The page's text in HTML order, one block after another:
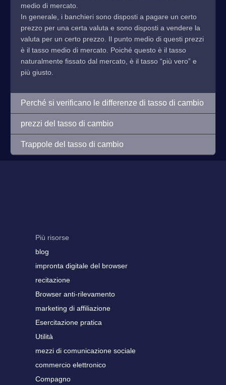
medio di mercato.
In generale, i banchieri sono disposti a pagare un certo
prezzo per una certa valuta e sono disposti a vendere la
valuta per un certo prezzo. Il punto medio di questi prezzi
è il tasso medio di mercato. Poiché questo è il tasso
naturalmente fissato dal mercato, è il tasso “più vero” e
più giusto.
Perché si verificano le differenze di tasso di cambio
prezzi del tasso di cambio
Trappole del tasso di cambio
Più risorse
blog
impronta digitale del browser
recitazione
Browser anti-rilevamento
marketing di affiliazione
Esercitazione pratica
Utilità
mezzi di comunicazione sociale
commercio elettronico
Compagno